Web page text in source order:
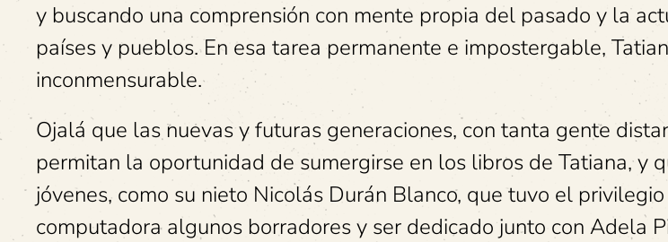
y buscando una comprensión con mente propia del pasado y la
países y pueblos. En esa tarea permanente e impostergable,
inconmensurable.
Ojalá que las nuevas y futuras generaciones, con tanta gente
permitan la oportunidad de sumergirse en los libros de Tatiana, y
jóvenes, como su nieto Nicolás Durán Blanco, que tuvo el privilegio
computadora algunos borradores y ser dedicado junto con Adela